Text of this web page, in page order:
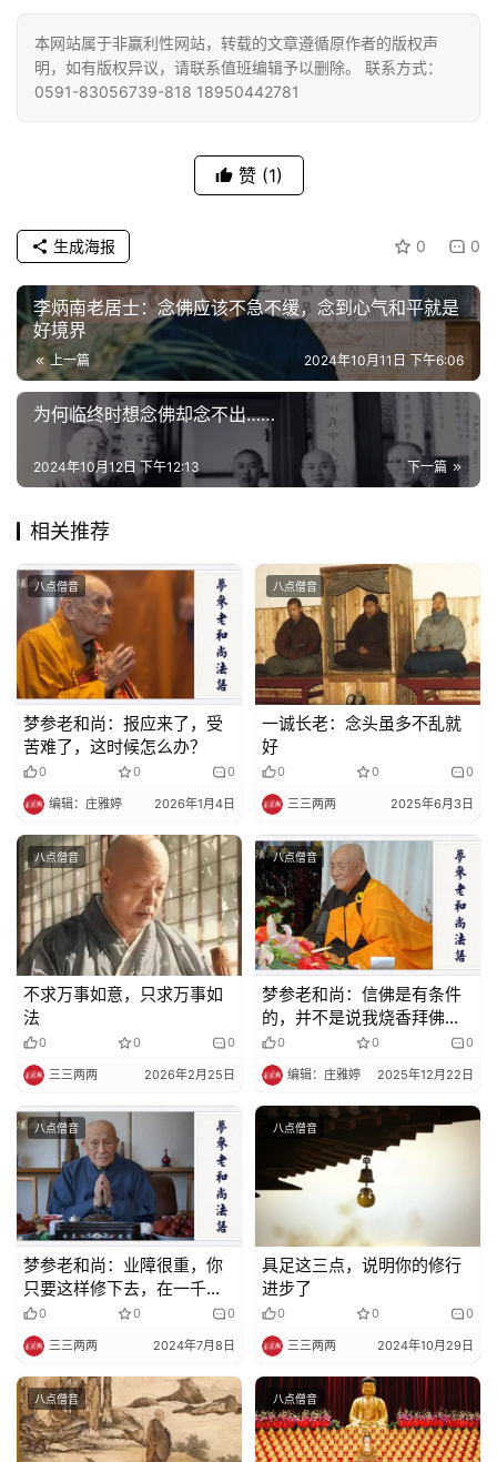
心
乐
专
题
公
益
慈
善
佛
教
人
物
寺
院
巡
礼
视
频
纪
录
佛
教
艺
术
政
策
法
规
免
责
声
明
登录
本网站属于非赢利性网站，转载的文章遵循原作者的版权声
明，如有版权异议，请联系值班编辑予以删除。 联系方式：
0591-83056739-818 18950442781
赞 (1)
0 0
生成海报
李炳南老居士：念佛应该不急不缓，念到心气和平就是
好境界
上一篇 2024年10月11日 下午6:06
为何临终时想念佛却念不出……
下一篇
2024年10月12日 下午12:13
相关推荐
八点僧音
梦参老和尚：报应来了，受
苦难了，这时候怎么办？
0 0 0
编辑：庄雅婷 2026年1月4日
八点僧音
一诚长老：念头虽多不乱就
好
0 0 0
三三两两 2025年6月3日
八点僧音
不求万事如意，只求万事如
法
0 0 0
三三两两 2026年2月25日
八点僧音
梦参老和尚：信佛是有条件
的，并不是说我烧香拜佛就
算是信佛了。
0 0 0
编辑：庄雅婷 2025年12月22日
八点僧音
梦参老和尚：业障很重，你
只要这样修下去，在一千日
绝对清净
0 0 0
三三两两 2024年7月8日
八点僧音
具足这三点，说明你的修行
进步了
0 0 0
三三两两 2024年10月29日
八点僧音 八点僧音